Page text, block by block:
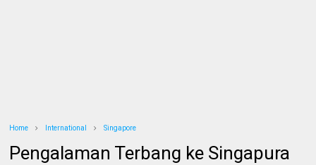
Home International Singapore
Pengalaman Terbang ke Singapura